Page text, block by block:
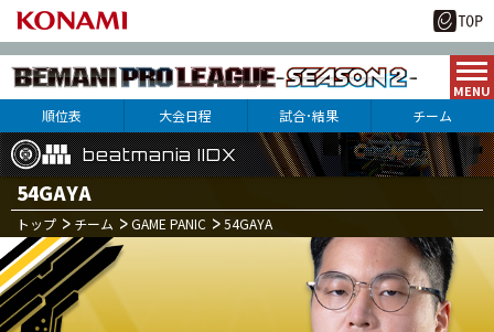
順位表 大会日程 試合･結果
beatmania IIDX
10月15日(土)
チーム
beatmania IIDX
beatmania IIDX
54GAYA
トップ チーム GAME PANIC 54GAYA